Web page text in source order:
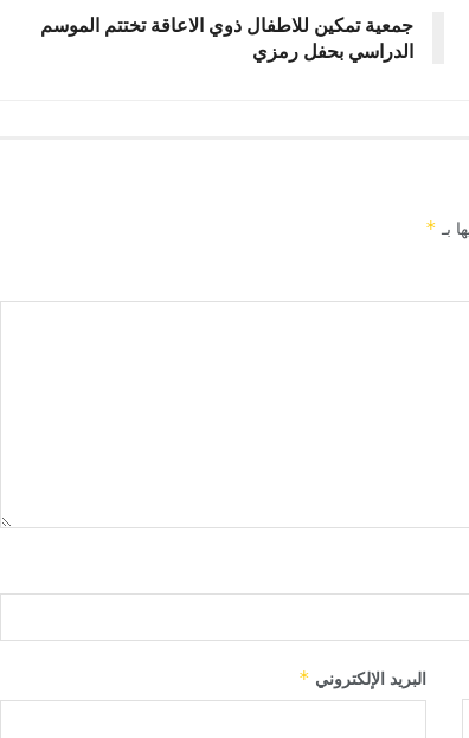
جمعية تمكين للاطفال ذوي الاعاقة تختتم الموسم
الدراسي بحفل رمزي
بـ *
البريد الإلكتروني *